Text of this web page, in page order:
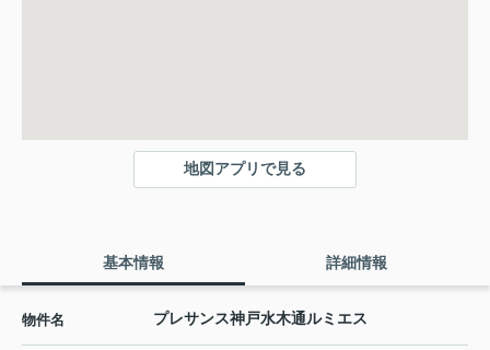
地図アプリで見る
基本情報 詳細情報
物件名 プレサンス神戸水木通ルミエス